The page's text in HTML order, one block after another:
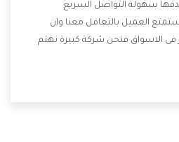
سهولة التواصل السريع
العميل بالتعامل معنا وان
الاسواق فنحن شركة كبيرة نهتم
خدمة الصيانة التى تكون من أهم